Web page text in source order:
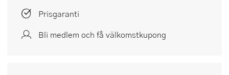
Prisgaranti
Bli medlem och få välkomstkupong